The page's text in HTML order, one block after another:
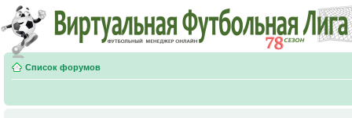
Список форумов